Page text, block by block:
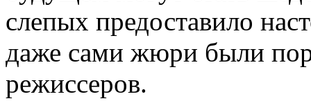
слепых предоставило
даже сами жюри были
режиссеров.